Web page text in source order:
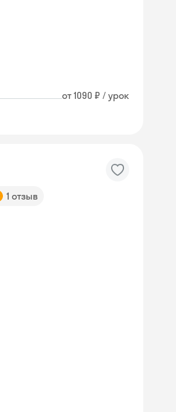
от 1090 ₽ / урок
1 отзыв